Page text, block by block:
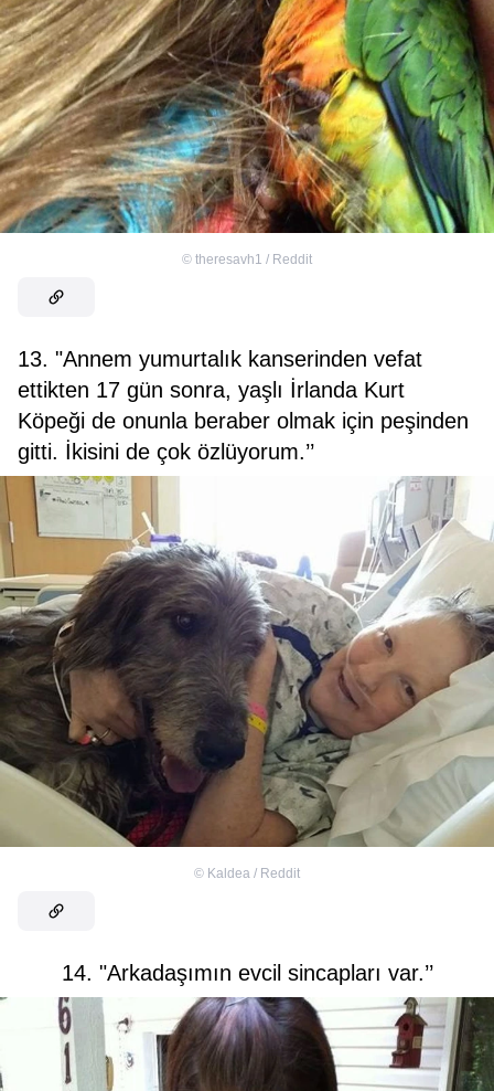
© theresavh1 / Reddit
13. "Annem yumurtalık kanserinden vefat
ettikten 17 gün sonra, yaşlı İrlanda Kurt
Köpeği de onunla beraber olmak için peşinden
gitti. İkisini de çok özlüyorum.’’
© Kaldea / Reddit
14. "Arkadaşımın evcil sincapları var.’’